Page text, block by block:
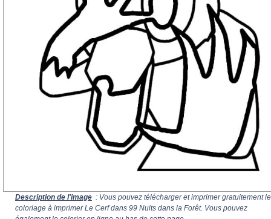
Description de l'image : Vous pouvez télécharger et imprimer gratuitement le
coloriage à imprimer Le Cerf dans 99 Nuits dans la Forêt. Vous pouvez